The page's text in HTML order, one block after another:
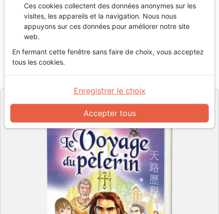
Le Voyage du pèlerin
La version manga d'un best-seller
Auteur :
Wong Chun Wing
RéférenceBLF9403
BLF Éditions
Ces cookies collectent des données anonymes sur les
visites, les appareils et la navigation. Nous nous
appuyons sur ces données pour améliorer notre site
web.
En fermant cette fenêtre sans faire de choix, vous acceptez
tous les cookies.
Accepter tous
Enregistrer le choix